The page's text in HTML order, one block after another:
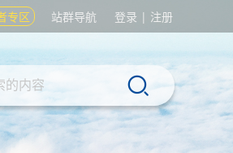
专区 站群导航 登录 | 注册